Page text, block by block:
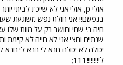
אולי כן, אולי אני לא שייכת לביתי
בנפשם!! אני חולת נפש משוגעת
חיה מי שחי וחושב רק על מוות שלו
שנתיים וחצי אני לא חייה לא קיימת
יכולה לא יכולה חרא לי חרא לי חרא
לי!!!!!!!!111;